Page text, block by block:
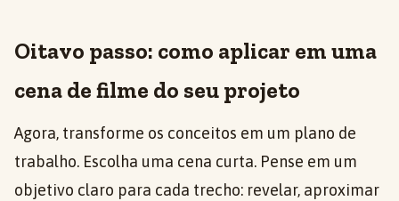
Oitavo passo: como aplicar em uma
cena de filme do seu projeto
Agora, transforme os conceitos em um plano de
trabalho. Escolha uma cena curta. Pense em um
objetivo claro para cada trecho: revelar, aproximar